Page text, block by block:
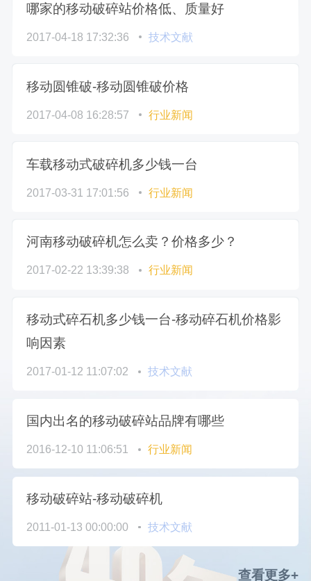
哪家的移动破碎站价格低、质量好
2017-04-18 17:32:36 技术文献
移动圆锥破-移动圆锥破价格
2017-04-08 16:28:57 行业新闻
车载移动式破碎机多少钱一台
2017-03-31 17:01:56 行业新闻
河南移动破碎机怎么卖？价格多少？
2017-02-22 13:39:38 行业新闻
移动式碎石机多少钱一台-移动碎石机价格影
响因素
2017-01-12 11:07:02 技术文献
国内出名的移动破碎站品牌有哪些
2016-12-10 11:06:51 行业新闻
移动破碎站-移动破碎机
2011-01-13 00:00:00 技术文献
查看更多+